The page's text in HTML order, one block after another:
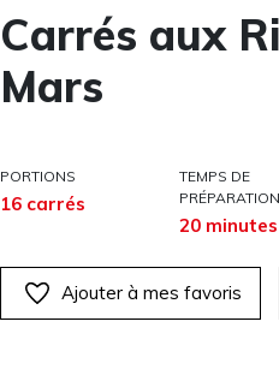
Carrés aux
Mars
PORTIONS
16 carrés
TEMPS DE
PRÉPARATION
20 minutes
Ajouter à mes favoris